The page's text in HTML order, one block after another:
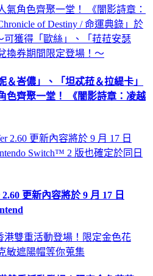
＆峇儂」、「坦忒菈＆拉緹卡」
色齊聚一堂！ 《闇影詩章：凌越
更新內容將於 9 月 17 日